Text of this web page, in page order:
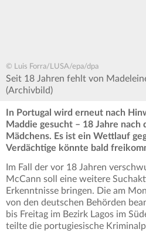
© Luis Forra/LUSA/epa/dpa
Seit 18 Jahren fehlt von
(Archivbild)
In Portugal wird erneut nach
Maddie gesucht – 18 Jahre nach
Mädchens. Es ist ein Wettlauf
Verdächtige könnte bald
Im Fall der vor 18 Jahren
McCann soll eine weitere
Erkenntnisse bringen. Die am
von den deutschen Behörden
bis Freitag im Bezirk Lagos im
teilte die portugiesische